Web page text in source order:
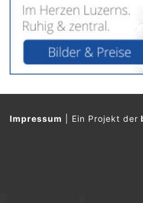
Impressum Ein Projekt der